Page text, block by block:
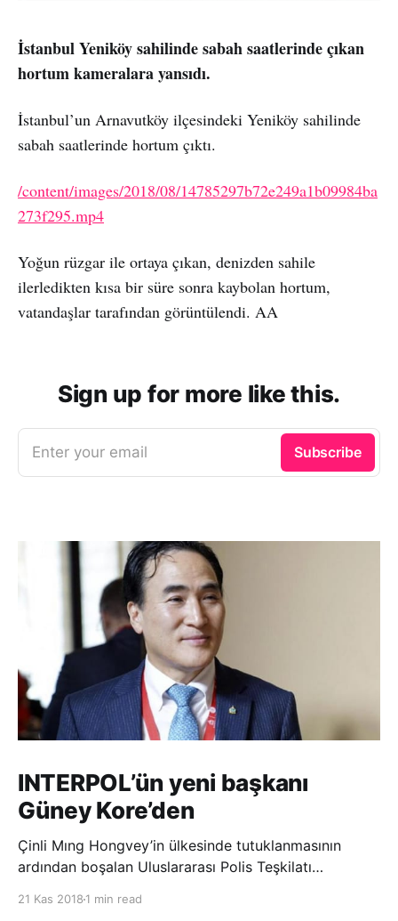
İstanbul Yeniköy sahilinde sabah saatlerinde çıkan
hortum kameralara yansıdı.
İstanbul’un Arnavutköy ilçesindeki Yeniköy sahilinde
sabah saatlerinde hortum çıktı.
/content/images/2018/08/14785297b72e249a1b09984ba
273f295.mp4
Yoğun rüzgar ile ortaya çıkan, denizden sahile
ilerledikten kısa bir süre sonra kaybolan hortum,
vatandaşlar tarafından görüntülendi. AA
Sign up for more like this.
Enter your email Subscribe
INTERPOL’ün yeni başkanı
Güney Kore’den
Çinli Mıng Hongvey’in ülkesinde tutuklanmasının
ardından boşalan Uluslararası Polis Teşkilatı
21 Kas 2018 1 min read